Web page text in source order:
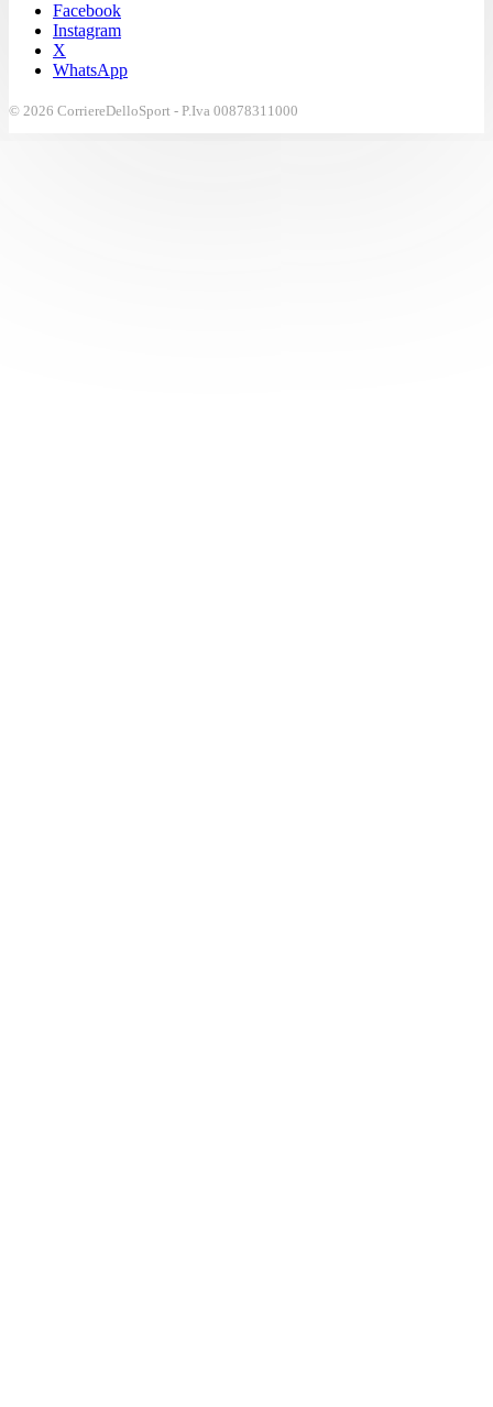
Facebook
Instagram
X
WhatsApp
© 2026 CorriereDelloSport - P.Iva 00878311000